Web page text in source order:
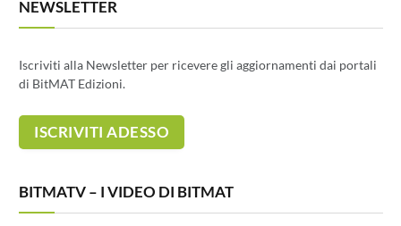
NEWSLETTER
Iscriviti alla Newsletter per ricevere gli aggiornamenti dai portali
di BitMAT Edizioni.
BITMATV – I VIDEO DI BITMAT